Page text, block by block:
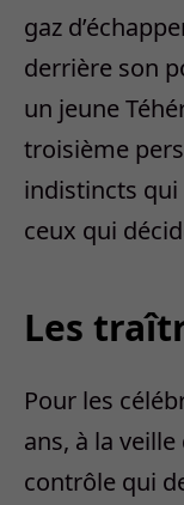
gaz
derrière son
un jeune
troisième
indistincts
ceux qui
Les
Pour les
ans, à la
contrôle qui